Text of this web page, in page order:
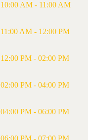
10:00 AM - 11:00 AM
11:00 AM - 12:00 PM
12:00 PM - 02:00 PM
02:00 PM - 04:00 PM
04:00 PM - 06:00 PM
06:00 PM - 07:00 PM